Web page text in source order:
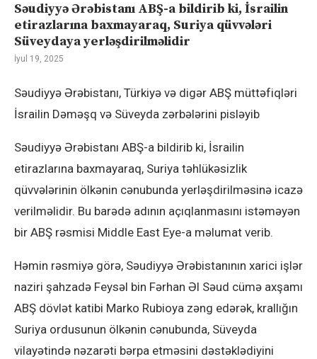
Səudiyyə Ərəbistanı ABŞ-a bildirib ki, İsrailin
etirazlarına baxmayaraq, Suriya qüvvələri
Süveydaya yerləşdirilməlidir
İyul 19, 2025
Səudiyyə Ərəbistanı, Türkiyə və digər ABŞ müttəfiqləri
İsrailin Dəməşq və Süveyda zərbələrini pisləyib
Səudiyyə Ərəbistanı ABŞ-a bildirib ki, İsrailin
etirazlarına baxmayaraq, Suriya təhlükəsizlik
qüvvələrinin ölkənin cənubunda yerləşdirilməsinə icazə
verilməlidir. Bu barədə adının açıqlanmasını istəməyən
bir ABŞ rəsmisi Middle East Eye-a məlumat verib.
Həmin rəsmiyə görə, Səudiyyə Ərəbistanının xarici işlər
naziri şahzadə Feysəl bin Fərhan Əl Səud cümə axşamı
ABŞ dövlət katibi Marko Rubioya zəng edərək, krallığın
Suriya ordusunun ölkənin cənubunda, Süveyda
vilayətində nəzarəti bərpa etməsini dəstəklədiyini